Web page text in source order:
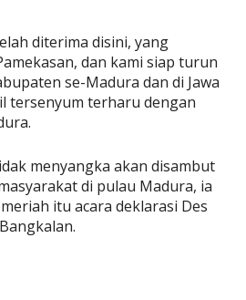
diterima disini, yang
dan kami siap turun
se-Madura dan di Jawa
tersenyum terharu dengan
menyangka akan disambut
di pulau Madura, ia
itu acara deklarasi Des